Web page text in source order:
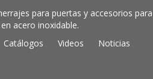
para puertas y accesorios para
acero inoxidable.
Catálogos Videos
Noticias